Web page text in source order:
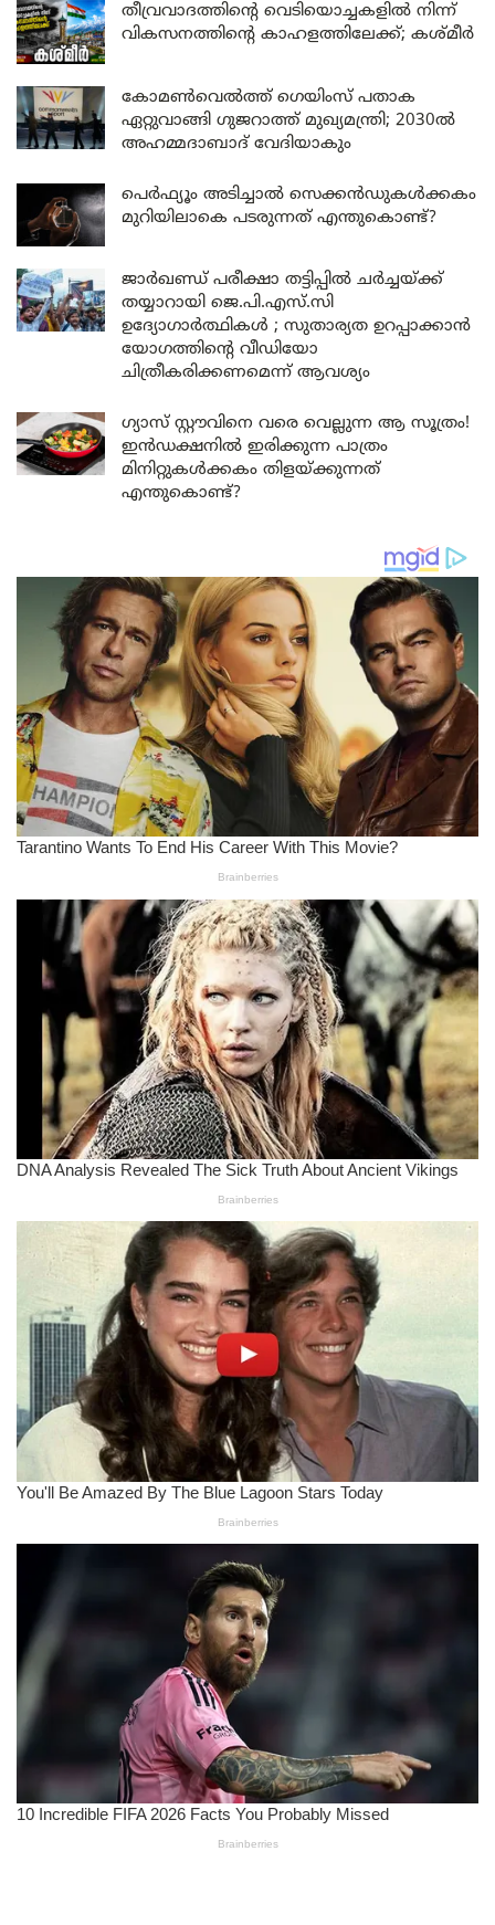
തീവ്രവാദത്തിന്റെ വെടിയൊച്ചകളിൽ നിന്ന്
വികസനത്തിന്റെ കാഹളത്തിലേക്ക്; കശ്മീർ
കോമൺവെൽത്ത് ഗെയിംസ് പതാക
ഏറ്റുവാങ്ങി ഗുജറാത്ത് മുഖ്യമന്ത്രി; 2030ൽ
അഹമ്മദാബാദ് വേദിയാകും
പെർഫ്യൂം അടിച്ചാൽ സെക്കൻഡുകൾക്കകം
മുറിയിലാകെ പടരുന്നത് എന്തുകൊണ്ട്?
ജാർഖണ്ഡ് പരീക്ഷാ തട്ടിപ്പിൽ ചർച്ചയ്ക്ക്
തയ്യാറായി ജെ.പി.എസ്.സി
ഉദ്യോഗാർത്ഥികൾ ; സുതാര്യത ഉറപ്പാക്കാൻ
യോഗത്തിന്റെ വീഡിയോ
ചിത്രീകരിക്കണമെന്ന് ആവശ്യം
ഗ്യാസ് സ്റ്റൗവിനെ വരെ വെല്ലുന്ന ആ സൂത്രം!
ഇൻഡക്ഷനിൽ ഇരിക്കുന്ന പാത്രം
മിനിറ്റുകൾക്കകം തിളയ്ക്കുന്നത്
എന്തുകൊണ്ട്?